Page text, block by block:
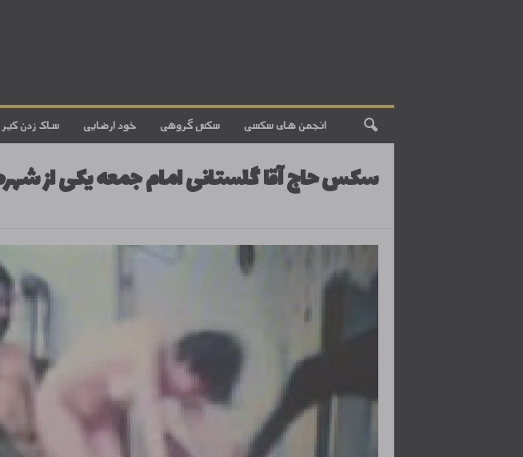
ساک زدن کیر خود ارضایی سکس گروهی انجمن های سکسی
سکس حاج آقا گلستانی امام جمعه یکی از